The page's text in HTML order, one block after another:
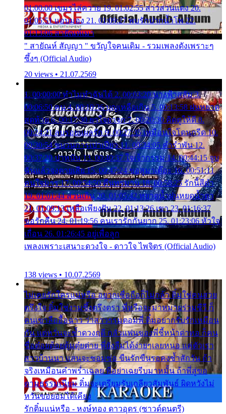
01:00:00 เขมรไล่ควาย 19. 01:02:55 สาวสวนแตง 20.
01:05:51 แอบมอง 21. 01:09:27 พบรักปากน้ำโพ 22.
01:13:06 สายัณห์เมา
" สายัณห์ สัญญา " ขวัญใจคนเดิม - รวมเพลงดังเพราะๆ
ซึ้งๆ (Official Audio)
20 views • 21.07.2569
1. 00:00:00 ทำไมทำฉันได้ 2. 00:03:20 นางฟ้าสลัม 3.
00:06:50 คน 4. 00:10:36 บุญเหลือเกิน 5. 00:13:58 ฝนหยาด
สุดท้าย 6. 00:17:30 ยาใจยาจก 7. 00:20:30 คิดดูให้ดี 8.
00:24:21 ลบรอยแผลรัก 9. 00:27:35 เหมือนใจโดนกรีด 10.
00:30:54 ขบวนการเปาเปียว 11. 00:34:05 คำรำพัน 12.
00:37:20 ปาหนัน 13. 00:40:37 ใจเจ้ากรรม 14. 00:44:15 จูบ
ฉันแล้วจงตายเสีย 15. 00:47:24 ขอสูมาเต๊อะ 16. 00:51:11
คนใจมาร 17. 00:54:50 คืนทรมาน 18. 00:58:25 รักนี้สีดำ
19. 01:01:44 ส่วนเกิน 20. 01:05:42 หยาดน้ำฝนหยดน้ำตา
21. 01:09:13 เหลือเพียงฝัน 22. 01:13:26 เขา 23. 01:16:37
ขอรักคืน 24. 01:19:56 คนเรารักกันยาก 25. 01:23:06 หัวใจ
เถื่อน 26. 01:26:45 อยู่เพื่อลูก
เพลงเพราะเสนาะดวงใจ - ดาวใจ ไพจิตร (Official Audio)
138 views • 10.07.2569
ไม่เคยรักใครแน่หรือ อยากเชื่อถือก็ไม่กล้า ติ๋มใช่คนสวย
ตรึงใจ ติ๋มใช่งามซึ้งตรึงตรา พี่หรือจะมาหมายร่วมชีวี ก็
คนเขาลืออื้อฉาว ว่าสาวๆรุมตอมพี่ ติ๋มอยากรับรักเหมือน
กัน แต่หวั่นจะช้ำดวงฤดี กลัวแฟนของพี่ชี้หน้าด่าทอ ก็คน
ชื่อต๋อยต้อยตุ้มตุ๋ยต่าย พี่ยังลืมได้ง่ายๆเลยหนอ แค่ตัวเรา
สาวบ้านนา แสนจะซอมซ่อ ขืนรักขืนรอคงช้ำสักวัน ถ้า
จริงเหมือนคำพร่ำเฉลย พี่อย่าเฉยรีบมาหมั้น ถ้าพี่สู่ขอ
ตามธรรมเนียม ติ๋มจะเตรียมรับเกลียวสัมพันธ์ ผิดหวังไม่
หวั่นขอยอมได้เคียง
รักติ๋มแน่หรือ - หงษ์ทอง ดาวอุดร (ซาวด์ดนตรี)